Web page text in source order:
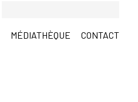
MÉDIATHÈQUE CONTACT